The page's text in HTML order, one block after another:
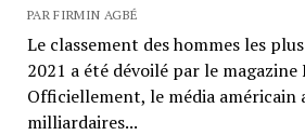
PAR FIRMIN AGBÉ
Le classement des hommes les
2021 a été dévoilé par le magazine
Officiellement, le média américain
milliardaires...